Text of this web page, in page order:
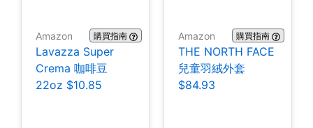
Amazon 購買指南
Lavazza Super
Crema 咖啡豆
22oz $10.85
Amazon 購買指南
THE NORTH FACE
兒童羽絨外套
$84.93